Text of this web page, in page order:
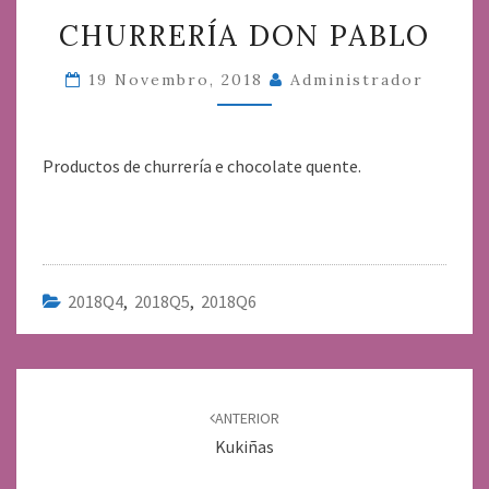
DON
PABLO
CHURRERÍA DON PABLO
19 Novembro, 2018 Administrador
Productos de churrería e chocolate quente.
2018Q4, 2018Q5, 2018Q6
ANTERIOR
Kukiñas